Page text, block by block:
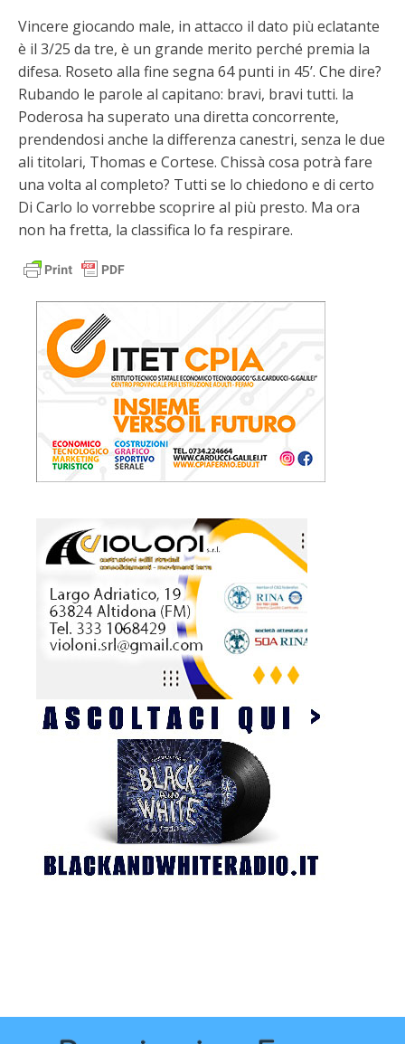
Vincere giocando male, in attacco il dato più eclatante
è il 3/25 da tre, è un grande merito perché premia la
difesa. Roseto alla fine segna 64 punti in 45’. Che dire?
Rubando le parole al capitano: bravi, bravi tutti. la
Poderosa ha superato una diretta concorrente,
prendendosi anche la differenza canestri, senza le due
ali titolari, Thomas e Cortese. Chissà cosa potrà fare
una volta al completo? Tutti se lo chiedono e di certo
Di Carlo lo vorrebbe scoprire al più presto. Ma ora
non ha fretta, la classifica lo fa respirare.